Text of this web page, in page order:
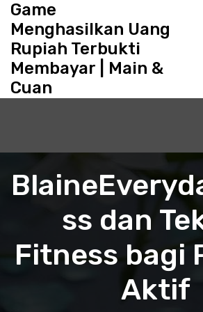
c
Game
Menghasilkan Uang
Rupiah Terbukti
Membayar | Main &
Cuan
ss dan
Fitness bagi
Aktif